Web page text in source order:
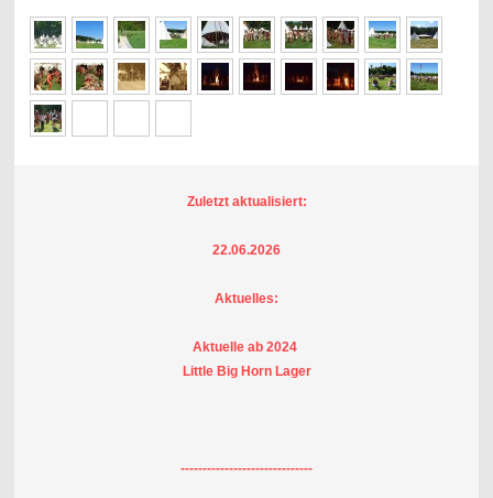
Zuletzt aktualisiert:
22.06.2026
Aktuelles:
Aktuelle ab 2024
Little Big Horn Lager
------------------------------